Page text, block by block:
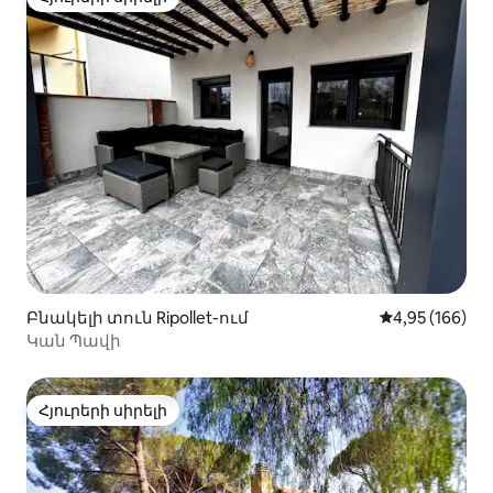
Հյուրերի սիրելի
Բնակելի տուն Ripollet-ում Միջին
4,95 (166)
Կան Պավի
Հյուրերի սիրելի
Հյուրերի սիրելի